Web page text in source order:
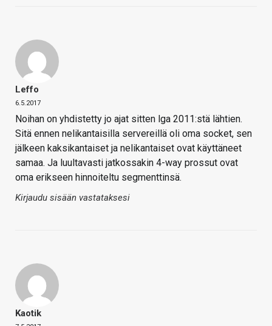
Leffo
6.5.2017
Noihan on yhdistetty jo ajat sitten lga 2011:stä lähtien.
Sitä ennen nelikantaisilla servereillä oli oma socket, sen
jälkeen kaksikantaiset ja nelikantaiset ovat käyttäneet
samaa. Ja luultavasti jatkossakin 4-way prossut ovat
oma erikseen hinnoiteltu segmenttinsä.
Kirjaudu sisään vastataksesi
Kaotik